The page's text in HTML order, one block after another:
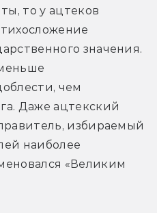
то у ацтеков
значения.
чем
Даже ацтекский
избираемый
наиболее
«Великим